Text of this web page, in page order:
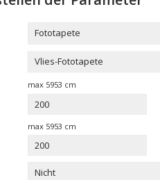
Fototapete
Vlies-Fototapete
max 5953 cm
max 5953 cm
Nicht